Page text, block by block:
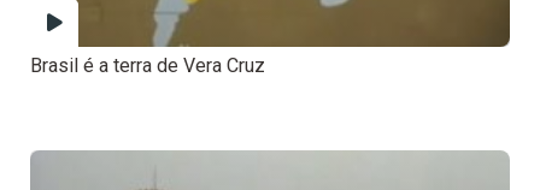
Brasil é a terra de Vera Cruz